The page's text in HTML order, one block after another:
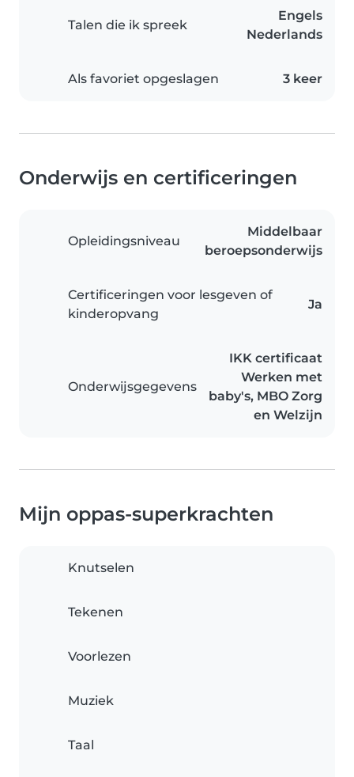
Talen die ik spreek
Engels
Nederlands
Als favoriet opgeslagen 3 keer
Onderwijs en certificeringen
Opleidingsniveau
Middelbaar
beroepsonderwijs
Certificeringen voor lesgeven of
kinderopvang
Ja
Onderwijsgegevens
IKK certificaat
Werken met
baby's, MBO Zorg
en Welzijn
Mijn oppas-superkrachten
Knutselen
Tekenen
Voorlezen
Muziek
Taal